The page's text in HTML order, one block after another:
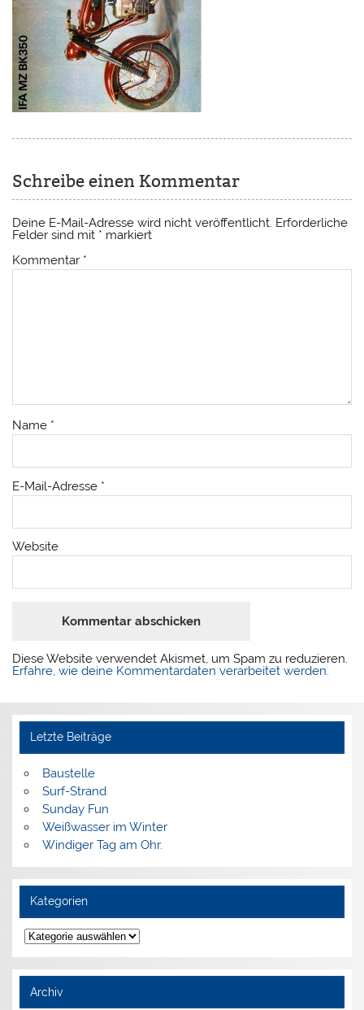
Schreibe einen Kommentar
Deine E-Mail-Adresse wird nicht veröffentlicht. Erforderliche
Felder sind mit * markiert
Kommentar *
Name *
E-Mail-Adresse *
Website
Diese Website verwendet Akismet, um Spam zu reduzieren.
Erfahre, wie deine Kommentardaten verarbeitet werden.
Letzte Beiträge
Baustelle
Surf-Strand
Sunday Fun
Weißwasser im Winter
Windiger Tag am Ohr.
Kategorien
Kategorien
Archiv